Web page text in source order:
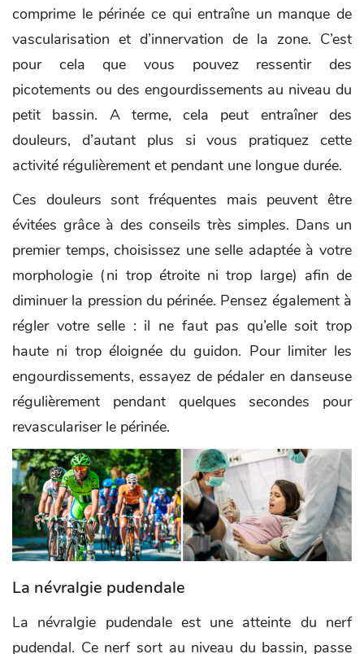
comprime le périnée ce qui entraîne un manque de
vascularisation et d’innervation de la zone. C’est
pour cela que vous pouvez ressentir des
picotements ou des engourdissements au niveau du
petit bassin. A terme, cela peut entraîner des
douleurs, d’autant plus si vous pratiquez cette
activité régulièrement et pendant une longue durée.
Ces douleurs sont fréquentes mais peuvent être
évitées grâce à des conseils très simples. Dans un
premier temps, choisissez une selle adaptée à votre
morphologie (ni trop étroite ni trop large) afin de
diminuer la pression du périnée. Pensez également à
régler votre selle : il ne faut pas qu’elle soit trop
haute ni trop éloignée du guidon. Pour limiter les
engourdissements, essayez de pédaler en danseuse
régulièrement pendant quelques secondes pour
revasculariser le périnée.
La névralgie pudendale
La névralgie pudendale est une atteinte du nerf
pudendal. Ce nerf sort au niveau du bassin, passe